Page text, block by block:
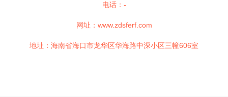
电话：-
网址： www.zdsferf.com
地址：海南省海口市龙华区华海路中深小区三幢606室